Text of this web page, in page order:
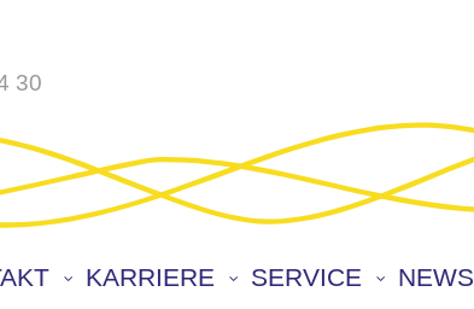
30
KARRIERE SERVICE NEWS